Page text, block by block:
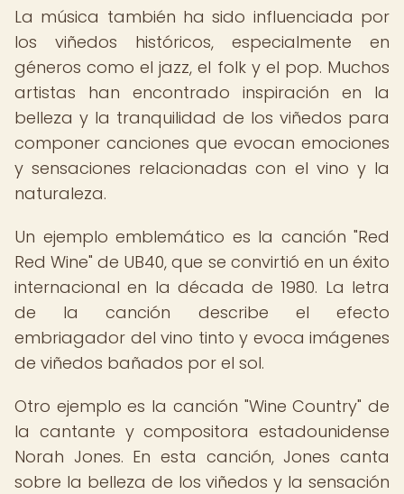
La música también ha sido influenciada por
los viñedos históricos, especialmente en
géneros como el jazz, el folk y el pop. Muchos
artistas han encontrado inspiración en la
belleza y la tranquilidad de los viñedos para
componer canciones que evocan emociones
y sensaciones relacionadas con el vino y la
naturaleza.
Un ejemplo emblemático es la canción "Red
Red Wine" de UB40, que se convirtió en un éxito
internacional en la década de 1980. La letra
de la canción describe el efecto
embriagador del vino tinto y evoca imágenes
de viñedos bañados por el sol.
Otro ejemplo es la canción "Wine Country" de
la cantante y compositora estadounidense
Norah Jones. En esta canción, Jones canta
sobre la belleza de los viñedos y la sensación